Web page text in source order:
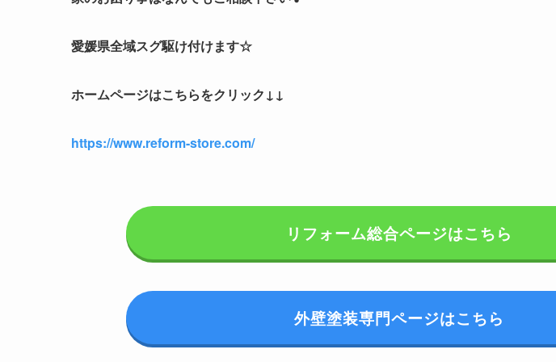
愛媛県全域スグ駆け付けます☆
ホームページはこちらをクリック↓↓
https://www.reform-store.com/
リフォーム総合ページはこちら
外壁塗装専門ページはこちら